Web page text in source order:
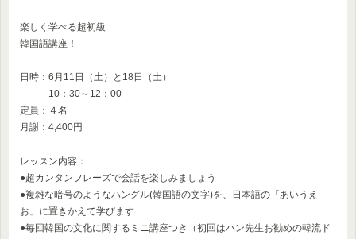
楽しく学べる超初級
韓国語講座！
日時：6月11日（土）と18日（土）
10：30～12：00
定員：４名
月謝：4,400円
レッスン内容：
●超カンタンフレーズで会話を楽しみましょう
●複雑な暗号のようなハングル(韓国語の文字)を、日本語の「あいうえ
お」に置きかえて学びます
●毎回韓国の文化に関するミニ講座つき（初回はハン先生お勧めの韓流ド